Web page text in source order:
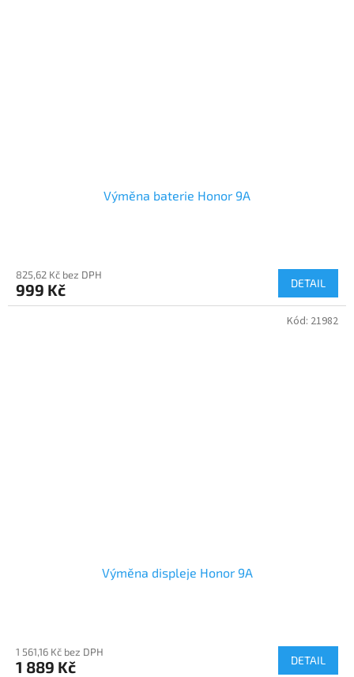
Výměna baterie Honor 9A
825,62 Kč bez DPH
999 Kč DETAIL
Výměna displeje Honor 9A
1 561,16 Kč bez DPH
1 889 Kč DETAIL
Kód: 21982